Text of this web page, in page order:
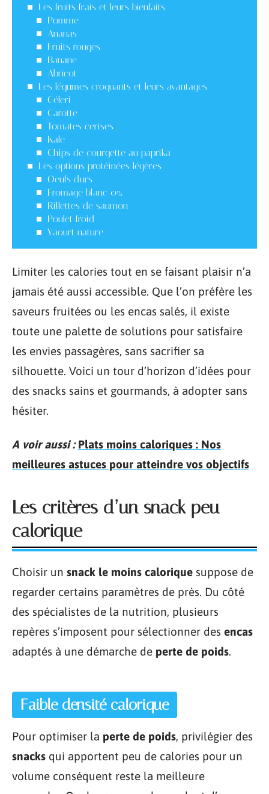
Les fruits frais et leurs bienfaits
Pomme
Ananas
Fruits rouges
Banane
Abricot
Les légumes croquants et leurs avantages
Céleri
Carotte
Tomates cerises
Kale
Chips de courgette au paprika
Les options protéinées légères
Oeufs durs
Fromage blanc 0%
Rillettes de saumon
Poulet froid
Yaourt nature
Limiter les calories tout en se faisant plaisir n’a
jamais été aussi accessible. Que l’on préfère les
saveurs fruitées ou les encas salés, il existe
toute une palette de solutions pour satisfaire
les envies passagères, sans sacrifier sa
silhouette. Voici un tour d’horizon d’idées pour
des snacks sains et gourmands, à adopter sans
hésiter.
A voir aussi : Plats moins caloriques : Nos
meilleures astuces pour atteindre vos objectifs
Les critères d’un snack peu
calorique
Choisir un snack le moins calorique suppose de
regarder certains paramètres de près. Du côté
des spécialistes de la nutrition, plusieurs
repères s’imposent pour sélectionner des encas
adaptés à une démarche de perte de poids.
Faible densité calorique
Pour optimiser la perte de poids, privilégier des
snacks qui apportent peu de calories pour un
volume conséquent reste la meilleure